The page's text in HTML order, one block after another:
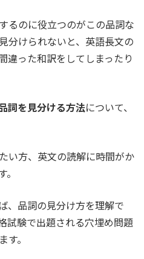
るのに役立つのがこの品詞な
分けられないと、英語長文の
違った和訳をしてしまったり
詞を見分ける方法について、
い方、英文の読解に時間がか
、品詞の見分け方を理解で
試験で出題される穴埋め問題
。